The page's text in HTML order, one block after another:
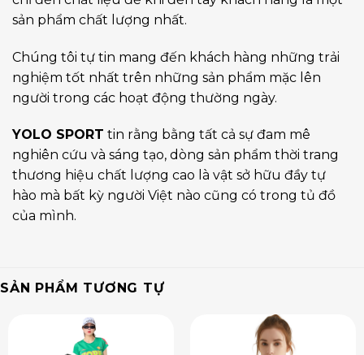
sản phẩm chất lượng nhất.
Chúng tôi tự tin mang đến khách hàng những trải
nghiệm tốt nhất trên những sản phẩm mặc lên
người trong các hoạt động thường ngày.
YOLO SPORT tin rằng bằng tất cả sự đam mê
nghiên cứu và sáng tạo, dòng sản phẩm thời trang
thương hiệu chất lượng cao là vật sở hữu đầy tự
hào mà bất kỳ người Việt nào cũng có trong tủ đồ
của mình.
SẢN PHẨM TƯƠNG TỰ